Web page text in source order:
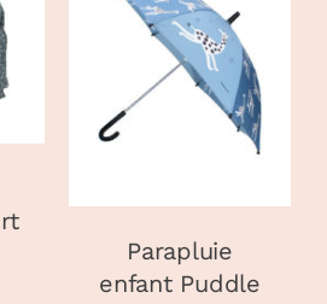
DÉTAILS
Parapluie
enfant Puddle